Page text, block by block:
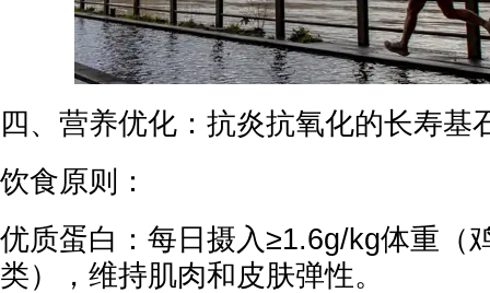
四、营养优化：抗炎抗氧化的长寿基
饮食原则：
优质蛋白：每日摄入≥1.6g/kg体重（
类），维持肌肉和皮肤弹性。